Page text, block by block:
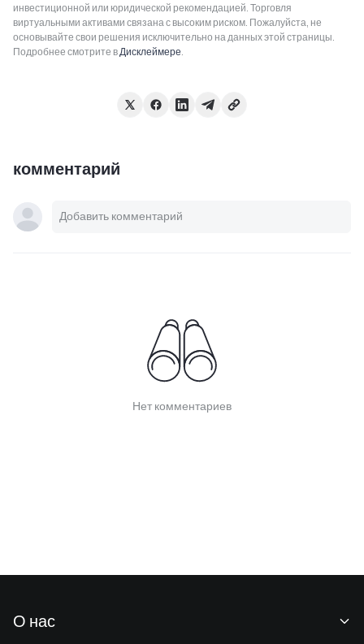
инвестиционной или юридической рекомендацией. Торговля
виртуальными активами связана с высоким риском. Пожалуйста, не
основывайте свои решения исключительно на данных этой страницы.
Подробнее смотрите в Дисклеймере
комментарий
Нет комментариев
О нас